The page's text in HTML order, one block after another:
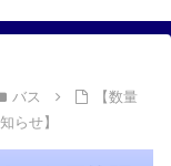
バス
【数量
らせ】